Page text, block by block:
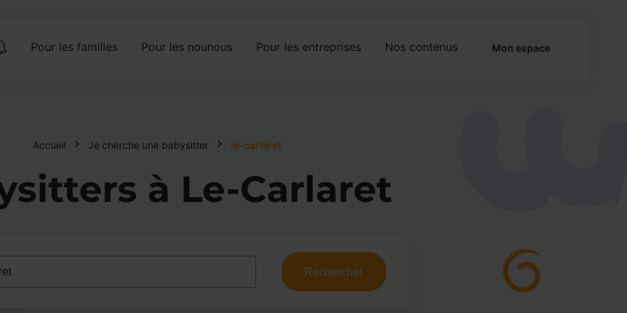
Pour les familles Pour les nounous Pour les entreprises Nos contenus Mon espace
Accueil Je cherche une babysitter le-carlaret
à Le-Carlaret
Rechercher